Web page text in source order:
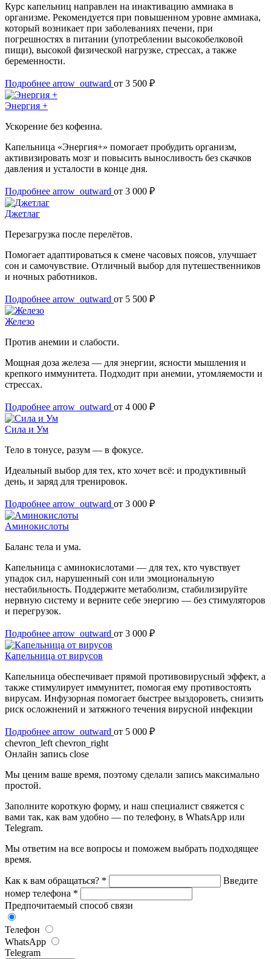
Курс капельниц направлен на инактивацию аммиака в
организме. Рекомендуется при повышенном уровне аммиака,
который возникает при заболеваниях печени, при
погрешностях в питании (употреблении высокобелковой
пищи), высокой физической нагрузке, стрессах, а также
беременности.
Подробнее arrow_outward от 3 500 ₽
Энергия +
Ускорение без кофеина.
Капельница «Энергия+» помогает пробудить организм,
активизировать мозг и повысить выносливость без скачков
давления и усталости в конце дня.
Подробнее arrow_outward от 3 000 ₽
Джетлаг
Перезагрузка после перелётов.
Помогает адаптироваться к смене часовых поясов, улучшает
сон и самочувствие. Отличный выбор для путешественников
и ночных работников.
Подробнее arrow_outward от 5 500 ₽
Железо
Против анемии и слабости.
Мощная доза железа — для энергии, ясности мышления и
крепкого иммунитета. Подходит при анемии, утомляемости и
стрессах.
Подробнее arrow_outward от 4 000 ₽
Сила и Ум
Тело в тонусе, разум — в фокусе.
Идеальный выбор для тех, кто хочет всё: и продуктивный
день, и заряд для тренировок.
Подробнее arrow_outward от 3 000 ₽
Аминокислоты
Баланс тела и ума.
Капельница с аминокислотами — для тех, кто чувствует
упадок сил, нарушенный сон или эмоциональную
нестабильность. Поддержите метаболизм, стабилизируйте
нервную систему и верните себе энергию — без стимуляторов
и перегрузок.
Подробнее arrow_outward от 3 000 ₽
Капельница от вирусов
Капельница обеспечивает прямой противовирусный эффект, а
также стимулирует иммунитет, помогая ему противостоять
вирусам. Инфузорная помогает быстрее выздороветь, снизить
риск осложнений и затяжного течения вирусной инфекции
Подробнее arrow_outward от 5 000 ₽
chevron_left chevron_right
Онлайн запись close
Мы ценим ваше время, поэтому сделали запись максимально
простой.
Заполните короткую форму, и наш специалист свяжется с
вами так, как вам удобно — по телефону, в WhatsApp или
Telegram.
Мы ответим на все вопросы и поможем выбрать подходящее
время.
Как к вам обращаться? *
Введите
номер телефона *
Предпочитаемый способ связи
Телефон
WhatsApp
Telegram